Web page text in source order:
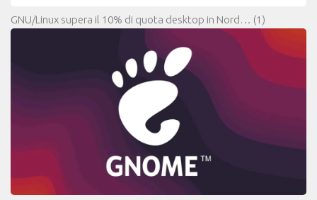
GNU/Linux supera il 10% di quota desktop in Nord… (1)